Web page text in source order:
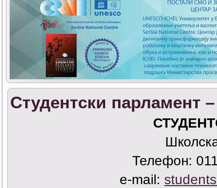
Студентски парламент
Телефон:
e-mail: